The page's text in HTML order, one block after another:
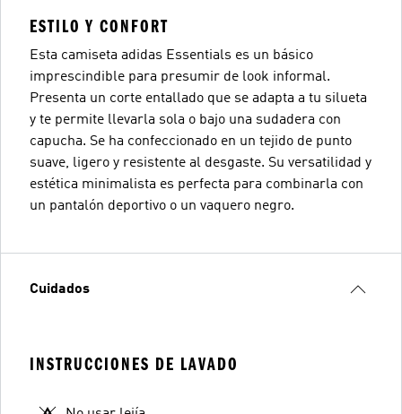
ESTILO Y CONFORT
Esta camiseta adidas Essentials es un básico
imprescindible para presumir de look informal.
Presenta un corte entallado que se adapta a tu silueta
y te permite llevarla sola o bajo una sudadera con
capucha. Se ha confeccionado en un tejido de punto
suave, ligero y resistente al desgaste. Su versatilidad y
estética minimalista es perfecta para combinarla con
un pantalón deportivo o un vaquero negro.
Cuidados
INSTRUCCIONES DE LAVADO